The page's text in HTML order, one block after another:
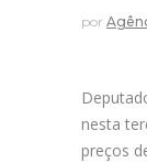
por
nesta
preços